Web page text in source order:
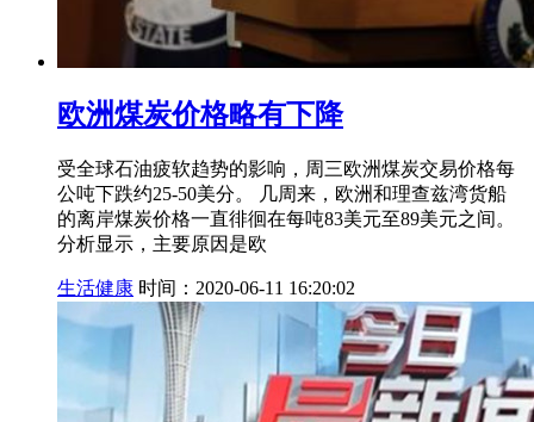
欧洲煤炭价格略有下降
受全球石油疲软趋势的影响，周三欧洲煤炭交易价格每
公吨下跌约25-50美分。 几周来，欧洲和理查兹湾货船
的离岸煤炭价格一直徘徊在每吨83美元至89美元之间。
分析显示，主要原因是欧
生活健康 时间：2020-06-11 16:20:02